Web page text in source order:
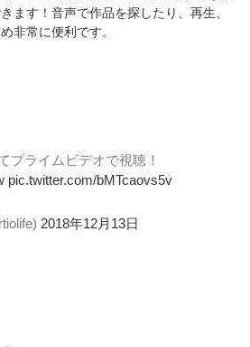
ます！音声で作品を探したり、再生、
非常に便利です。
プライムビデオで視聴！
pic.twitter.com/bMTcaovs5v
2018年12月13日